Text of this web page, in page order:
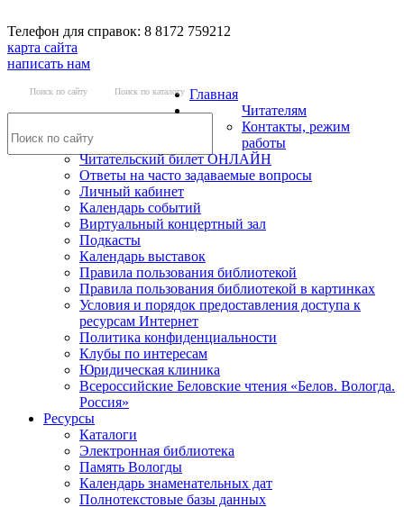
Телефон для справок: 8 8172 759212
карта сайта
написать нам
Поиск по сайту Поиск по каталогу Главная
Читателям
Контакты, режим
работы
Читательский билет ОНЛАЙН
Ответы на часто задаваемые вопросы
Личный кабинет
Календарь событий
Виртуальный концертный зал
Подкасты
Календарь выставок
Правила пользования библиотекой
Правила пользования библиотекой в картинках
Условия и порядок предоставления доступа к
ресурсам Интернет
Политика конфиденциальности
Клубы по интересам
Юридическая клиника
Всероссийские Беловские чтения «Белов. Вологда.
Россия»
Ресурсы
Каталоги
Электронная библиотека
Память Вологды
Календарь знаменательных дат
Полнотекстовые базы данных